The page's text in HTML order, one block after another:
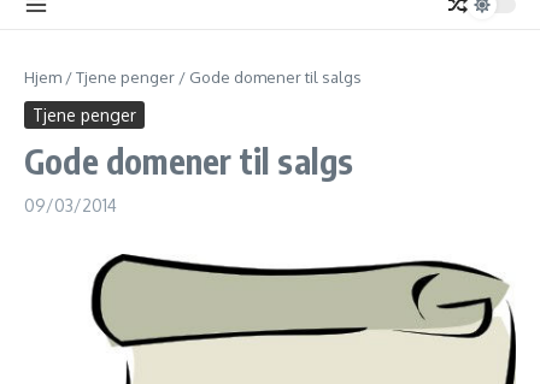
Hjem /Tjene penger / Gode domener til salgs
Tjene penger
Gode domener til salgs
09/03/2014